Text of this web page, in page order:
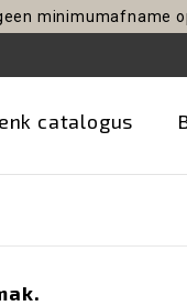
minimumafname
catalogus